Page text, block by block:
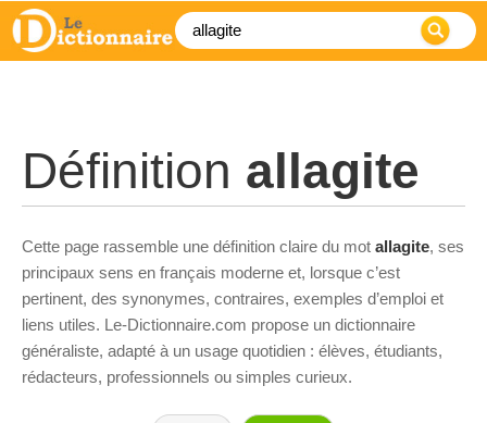
Définition allagite
Cette page rassemble une définition claire du mot allagite, ses
principaux sens en français moderne et, lorsque c’est
pertinent, des synonymes, contraires, exemples d’emploi et
liens utiles. Le-Dictionnaire.com propose un dictionnaire
généraliste, adapté à un usage quotidien : élèves, étudiants,
rédacteurs, professionnels ou simples curieux.